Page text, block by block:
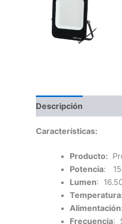
Descripción
Características:
Producto:
Potencia:
Lumen:
Alimentación
Frecuencia: